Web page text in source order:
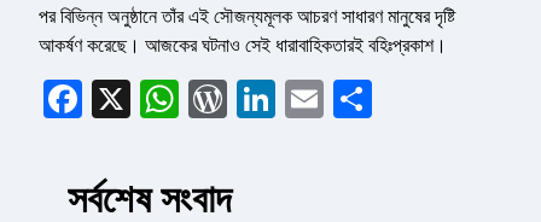
পর বিভিন্ন অনুষ্ঠানে তাঁর এই সৌজন্যমূলক আচরণ সাধারণ মানুষের দৃষ্টি
আকর্ষণ করেছে। আজকের ঘটনাও সেই ধারাবাহিকতারই বহিঃপ্রকাশ।
Facebook
X WhatsApp
WordPress
LinkedIn
Email
সর্বশেষ সংবাদ